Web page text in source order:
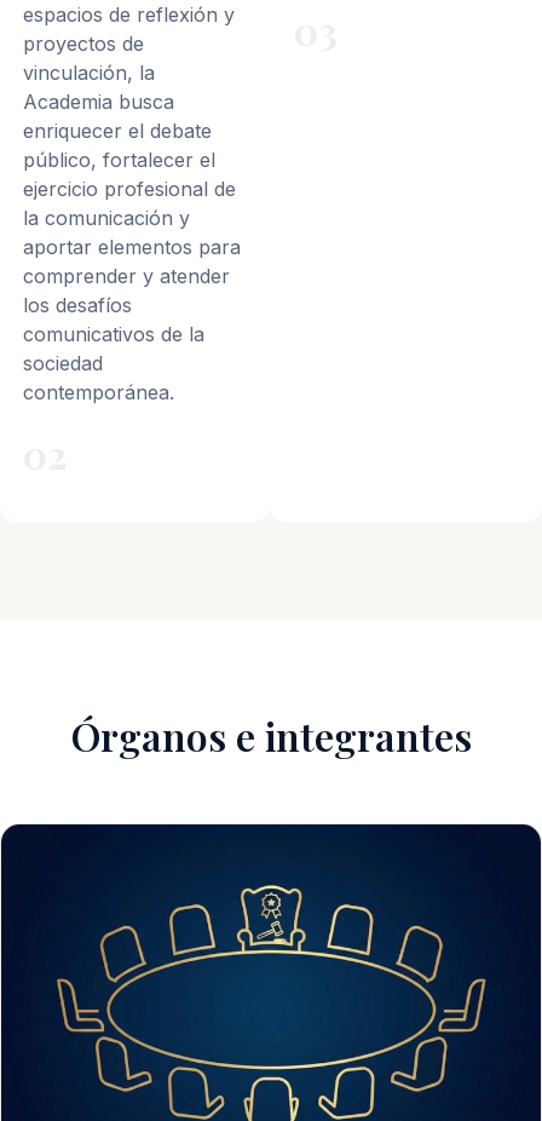
espacios de reflexión y
proyectos de
vinculación, la
Academia busca
enriquecer el debate
público, fortalecer el
ejercicio profesional de
la comunicación y
aportar elementos para
comprender y atender
los desafíos
comunicativos de la
sociedad
contemporánea.
Órganos e integrantes